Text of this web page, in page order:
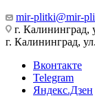
mir-plitki@mir-
г. Калининград,
г. Калининград,
Вконтакте
Telegram
Яндекс.Дзен